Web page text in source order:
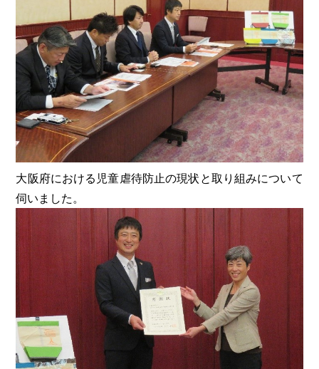
大阪府における児童虐待防止の現状と取り組みについて
伺いました。